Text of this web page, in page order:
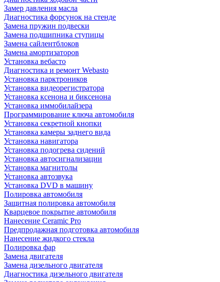
Замер давления масла
Диагностика форсунок на стенде
Замена пружин подвески
Замена подшипника ступицы
Замена сайлентблоков
Замена амортизаторов
Установка вебасто
Диагностика и ремонт Webasto
Установка парктроников
Установка видеорегистратора
Установка ксенона и биксенона
Установка иммобилайзера
Программирование ключа автомобиля
Установка секретной кнопки
Установка камеры заднего вида
Установка навигатора
Установка подогрева сидений
Установка автосигнализации
Установка магнитолы
Установка автозвука
Установка DVD в машину
Полировка автомобиля
Защитная полировка автомобиля
Кварцевое покрытие автомобиля
Нанесение Ceramic Pro
Предпродажная подготовка автомобиля
Нанесение жидкого стекла
Полировка фар
Замена двигателя
Замена дизельного двигателя
Диагностика дизельного двигателя